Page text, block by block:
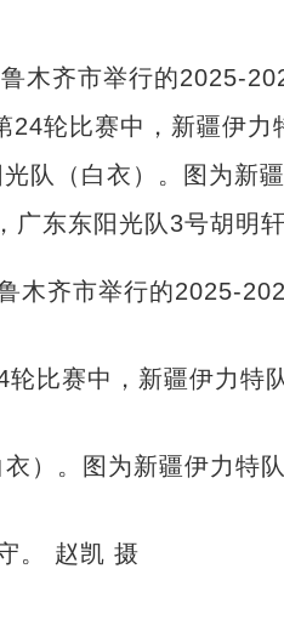
木齐市举行的2025-
轮比赛中，新疆伊力
）。图为新疆伊力特
。 赵凯 摄